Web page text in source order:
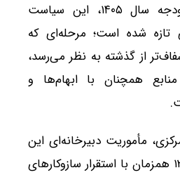
آن در متن قانون بودجه سال ۱۴۰۵، این سیاست
تازه شده است؛ مرحله‌ای که
از گذشته به نظر می‌رسد،
همچنان با ابهام‌ها و
مأموریت دبیرخانه‌ای این
بانک در کارگروه ماده ۱۳ همزمان با استقرار سازوکارهای